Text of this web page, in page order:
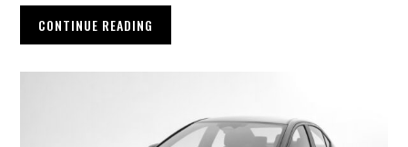
CONTINUE READING